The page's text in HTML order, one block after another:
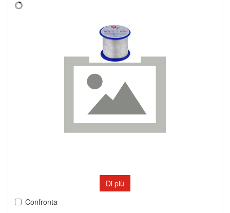
Di più
Confronta